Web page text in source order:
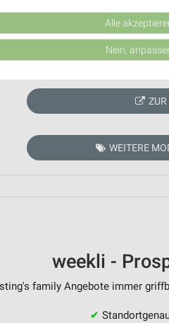
Aktuell
WEITERE
weekli -
family Angebote immer
✔
zur Auswahl von Werbeanzeigen
Werbung
von Inhalten
Auswahl personalisierter Inhalte
Statistiken oder Kombinationen
der Angebote
zur Auswahl von Inhalten
Alle
Nein,